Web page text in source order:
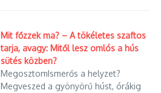
Mit főzzek ma? – A tökéletes szaftos
tarja, avagy: Mitől lesz omlós a hús
sütés közben?
MegosztomIsmerős a helyzet?
Megveszed a gyönyörű húst, órákig